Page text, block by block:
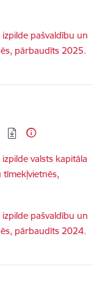
pašvaldību un
pārbaudīts 2025.
valsts kapitāla
pašvaldību un
pārbaudīts 2024.